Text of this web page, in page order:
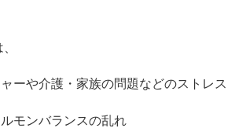
ーや介護・家族の問題などのストレス
モンバランスの乱れ